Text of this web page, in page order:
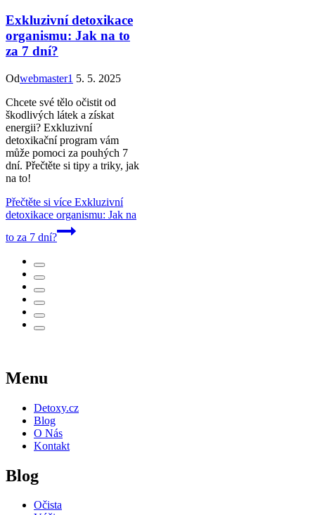
Exkluzivní detoxikace
organismu: Jak na to
za 7 dní?
Odwebmaster1 5. 5. 2025
Chcete své tělo očistit od
škodlivých látek a získat
energii? Exkluzivní
detoxikační program vám
může pomoci za pouhých 7
dní. Přečtěte si tipy a triky, jak
na to!
Přečtěte si více Exkluzivní
detoxikace organismu: Jak na
to za 7 dní?
Menu
Detoxy.cz
Blog
O Nás
Kontakt
Blog
Očista